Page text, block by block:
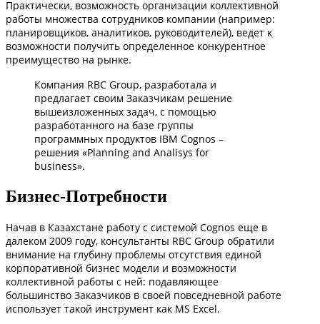
Практически, возможность организации коллективной
работы множества сотрудников компании (например:
планировщиков, аналитиков, руководителей), ведет к
возможности получить определенное конкурентное
преимущество на рынке.
Компания RBC Group, разработала и
предлагает своим Заказчикам решение
вышеизложенных задач, с помощью
разработанного на базе группы
программных продуктов IBM Cognos –
решения «Planning and Analisys for
business».
Бизнес-Потребности
Начав в Казахстане работу с системой Cognos еще в
далеком 2009 году, консультанты RBC Group обратили
внимание на глубину проблемы отсутствия единой
корпоративной бизнес модели и возможности
коллективной работы с ней: подавляющее
большинство Заказчиков в своей повседневной работе
использует такой инструмент как MS Excel.